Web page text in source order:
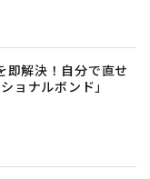
即解決！自分で直せ
ョナルボンド」